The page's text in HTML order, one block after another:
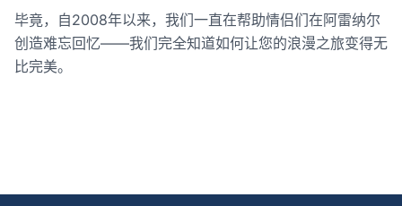
毕竟，自2008年以来，我们一直在帮助情侣们在阿雷纳尔
创造难忘回忆——我们完全知道如何让您的浪漫之旅变得无
比完美。